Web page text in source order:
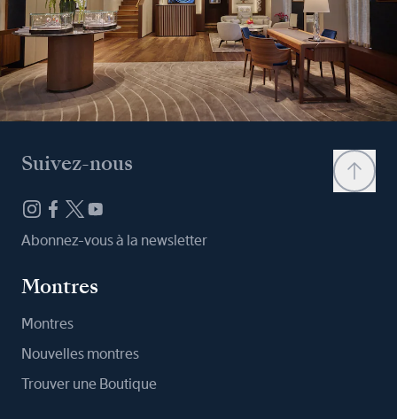
Suivez-nous
Abonnez-vous à la newsletter
Montres
Montres
Nouvelles montres
Trouver une Boutique